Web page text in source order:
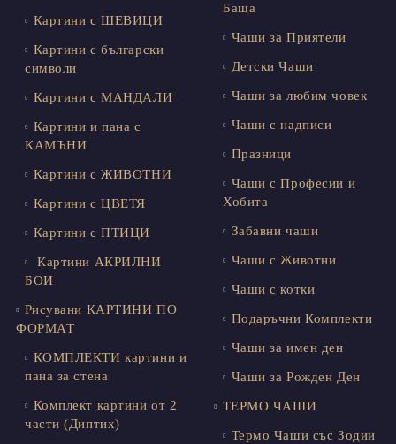
Картини с ШЕВИЦИ
Картини с български
символи
Картини с МАНДАЛИ
Картини и пана с
КАМЪНИ
Картини с ЖИВОТНИ
Картини с ЦВЕТЯ
Картини с ПТИЦИ
Картини АКРИЛНИ
БОИ
Рисувани КАРТИНИ ПО
ФОРМАТ
КОМПЛЕКТИ картини и
пана за стена
Комплект картини от 2
части (Диптих)
Баща
Чаши за Приятели
Детски Чаши
Чаши за любим човек
Чаши с надписи
Празници
Чаши с Професии и
Хобита
Забавни чаши
Чаши с Животни
Чаши с котки
Подаръчни Комплекти
Чаши за имен ден
Чаши за Рожден Ден
ТЕРМО ЧАШИ
Термо Чаши със Зодии